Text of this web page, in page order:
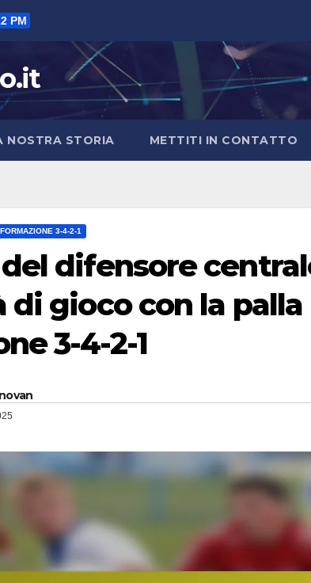
PM
NOSTRA STORIA METTITI IN CONTATTO
3-4-2-1
difensore
di gioco con la palla
3-4-2-1